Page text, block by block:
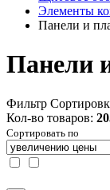
Элементы
Панели и
Панели
Фильтр
Кол-во товаров:
Сортировать по